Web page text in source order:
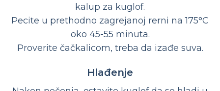
kalup za kuglof.
Pecite u prethodno zagrejanoj rerni na 175°C
oko 45-55 minuta.
Proverite čačkalicom, treba da izađe suva.
Hlađenje